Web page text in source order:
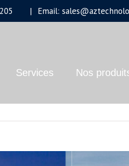
205 | Email:
Services Nos